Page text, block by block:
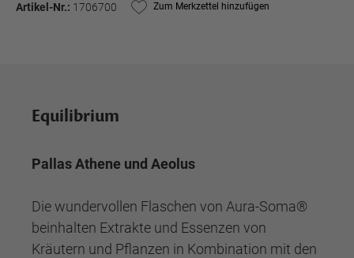
Artikel-Nr.: 1706700 Zum Merkzettel hinzufügen
Equilibrium
Pallas Athene und Aeolus
Die wundervollen Flaschen von Aura-Soma®
beinhalten Extrakte und Essenzen von
Kräutern und Pflanzen in Kombination mit den